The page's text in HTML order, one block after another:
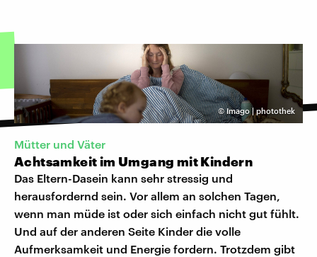
©Imago | photothek
Mütter und Väter
Achtsamkeit im Umgang mit Kindern
Das Eltern-Dasein kann sehr stressig und
herausfordernd sein. Vor allem an solchen Tagen,
wenn man müde ist oder sich einfach nicht gut fühlt.
Und auf der anderen Seite Kinder die volle
Aufmerksamkeit und Energie fordern. Trotzdem gibt